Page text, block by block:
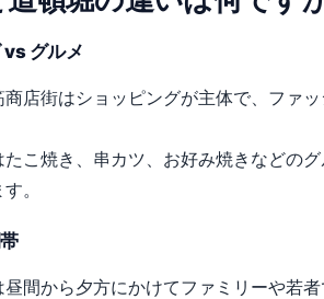
vs グルメ
商店街はショッピングが主体で、ファ
たこ焼き、串カツ、お好み焼きなどの
。
昼間から夕方にかけてファミリーや若